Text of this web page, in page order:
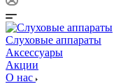
Слуховые аппараты
Аксессуары
Акции
О нас